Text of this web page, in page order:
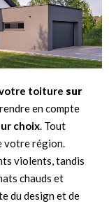
toiture sur
en compte
choix. Tout
votre région.
violents, tandis
chauds et
du design et de